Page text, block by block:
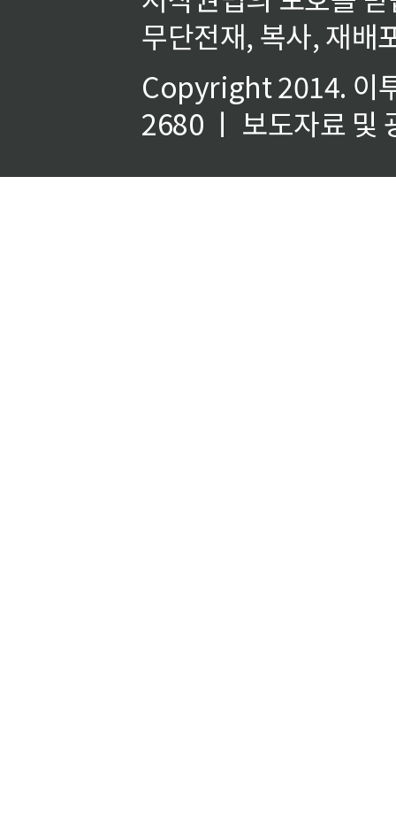
무단전재, 복사, 재배
Copyright 2014. 이
2680 ㅣ 보도자료